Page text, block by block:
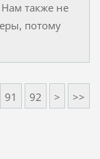
также не
потому
91 92 > >>